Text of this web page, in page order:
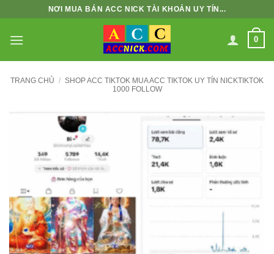
nội
NƠI MUA BÁN ACC NICK TÀI KHOẢN UY TÍN...
0
TRANG CHỦ / SHOP ACC TIKTOK MUA ACC TIKTOK UY TÍN NICKTIKTOK
1000 FOLLOW